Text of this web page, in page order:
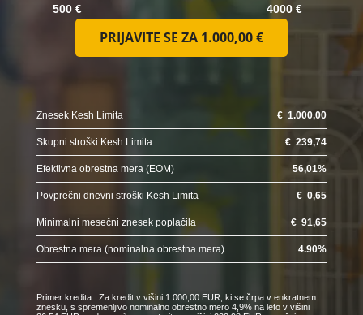
500 € 4000 €
PRIJAVITE SE ZA 1.000,00 €
Znesek Kesh Limita €1.000,00
Skupni stroški Kesh Limita €239,74
Efektivna obrestna mera (EOM) 56,01%
Povprečni dnevni stroški Kesh Limita €0,65
Minimalni mesečni znesek poplačila €91,65
Obrestna mera (nominalna obrestna mera) 4.90%
Primer kredita : Za kredit v višini 1.000,00 EUR, ki se črpa v enkratnem
znesku, s spremenljivo nominalno obrestno mero 4,9% na leto v višini